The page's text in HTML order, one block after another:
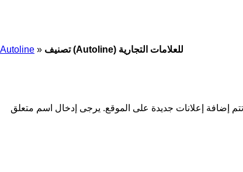
Autoline » تصنيف (Autoline) للعلامات التجارية
تتم إضافة إعلانات جديدة على الموقع. يرجى إدخال اسم متعلق